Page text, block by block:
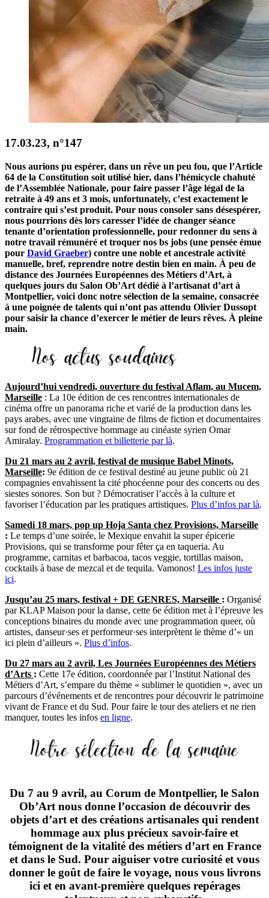
17.03.23, n°147
Nous aurions pu espérer, dans un rêve un peu fou, que l’Article
64 de la Constitution soit utilisé hier, dans l’hémicycle chahuté
de l’Assemblée Nationale, pour faire passer l’âge légal de la
retraite à 49 ans et 3 mois, unfortunately, c’est exactement le
contraire qui s’est produit. Pour nous consoler sans désespérer,
nous pourrions dès lors caresser l’idée de changer séance
tenante d’orientation professionnelle, pour redonner du sens à
notre travail rémunéré et troquer nos bs jobs (une pensée émue
pour David Graeber) contre une noble et ancestrale activité
manuelle, bref, reprendre notre destin bien en main. À peu de
distance des Journées Européennes des Métiers d’Art, à
quelques jours du Salon Ob’Art dédié à l’artisanat d’art à
Montpellier, voici donc notre sélection de la semaine, consacrée
à une poignée de talents qui n’ont pas attendu Olivier Dussopt
pour saisir la chance d’exercer le métier de leurs rêves. À pleine
main.
Aujourd’hui vendredi, ouverture du festival Aflam, au Mucem,
Marseille : La 10e édition de ces rencontres internationales de
cinéma offre un panorama riche et varié de la production dans les
pays arabes, avec une vingtaine de films de fiction et documentaires
sur fond de rétrospective hommage au cinéaste syrien Omar
Amiralay. Programmation et billetterie par là.
Du 21 mars au 2 avril, festival de musique Babel Minots,
Marseille: 9e édition de ce festival destiné au jeune public où 21
compagnies envahissent la cité phocéenne pour des concerts ou des
siestes sonores. Son but ? Démocratiser l’accès à la culture et
favoriser l’éducation par les pratiques artistiques. Plus d’infos par là.
Samedi 18 mars, pop up Hoja Santa chez Provisions, Marseille
: Le temps d’une soirée, le Mexique envahit la super épicerie
Provisions, qui se transforme pour fêter ça en taqueria. Au
programme, carnitas et barbacoa, tacos veggie, tortillas maison,
cocktails à base de mezcal et de tequila. Vamonos! Les infos juste
ici.
Jusqu’au 25 mars, festival + DE GENRES, Marseille : Organisé
par KLAP Maison pour la danse, cette 6e édition met à l’épreuve les
conceptions binaires du monde avec une programmation queer, où
artistes, danseur·ses et performeur·ses interprètent le thème d’« un
ici plein d’ailleurs ». Plus d’infos.
Du 27 mars au 2 avril, Les Journées Européennes des Métiers
d’Arts : Cette 17e édition, coordonnée par l’Institut National des
Métiers d’Art, s’empare du thème « sublimer le quotidien », avec un
parcours d’événements et de rencontres pour découvrir le patrimoine
vivant de France et du Sud. Pour faire le tour des ateliers et ne rien
manquer, toutes les infos en ligne.
Du 7 au 9 avril, au Corum de Montpellier, le Salon
Ob’Art nous donne l’occasion de découvrir des
objets d’art et des créations artisanales qui rendent
hommage aux plus précieux savoir-faire et
témoignent de la vitalité des métiers d’art en France
et dans le Sud. Pour aiguiser votre curiosité et vous
donner le goût de faire le voyage, nous vous livrons
ici et en avant-première quelques repérages